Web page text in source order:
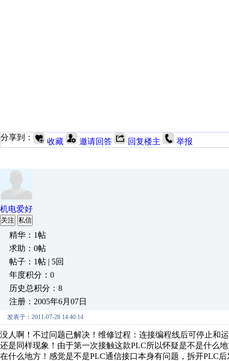
分享到： 收藏 邀请回答 回复楼主 举报
机电爱好
关注 私信
精华：1帖
求助：0帖
帖子：1帖 | 5回
年度积分：0
历史总积分：8
注册：2005年6月07日
发表于：2011-07-28 14:40:14
没人啊！不过问题已解决！维修过程：连接编程线后可停止和
还是同样现象！由于第一次接触这款PLC所以怀疑是不是什么
在什么地方！感觉是不是PLC通信接口本身有问题，拆开PLC